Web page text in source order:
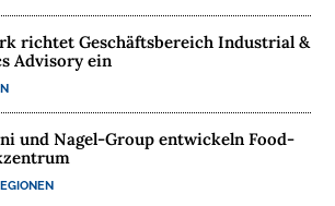
richtet Geschäftsbereich Industrial &
Advisory ein
und Nagel-Group entwickeln Food-